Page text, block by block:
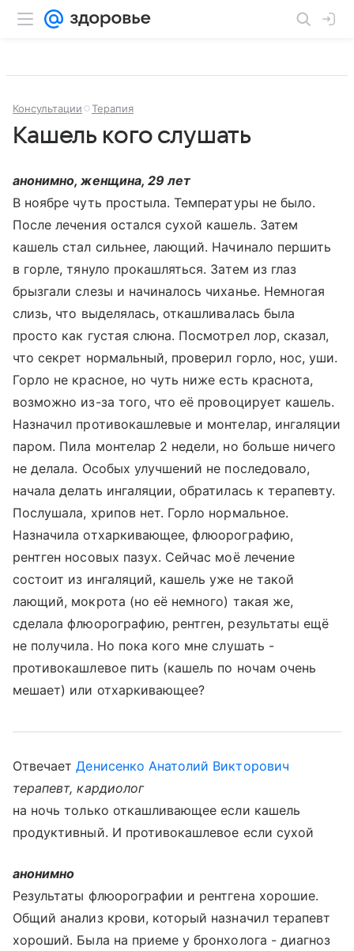
Консультации Терапия
Кашель кого слушать
анонимно, женщина, 29 лет
В ноябре чуть простыла. Температуры не было.
После лечения остался сухой кашель. Затем
кашель стал сильнее, лающий. Начинало першить
в горле, тянуло прокашляться. Затем из глаз
брызгали слезы и начиналось чиханье. Немногая
слизь, что выделялась, откашливалась была
просто как густая слюна. Посмотрел лор, сказал,
что секрет нормальный, проверил горло, нос, уши.
Горло не красное, но чуть ниже есть краснота,
возможно из-за того, что её провоцирует кашель.
Назначил противокашлевые и монтелар, ингаляции
паром. Пила монтелар 2 недели, но больше ничего
не делала. Особых улучшений не последовало,
начала делать ингаляции, обратилась к терапевту.
Послушала, хрипов нет. Горло нормальное.
Назначила отхаркивающее, флюорографию,
рентген носовых пазух. Сейчас моё лечение
состоит из ингаляций, кашель уже не такой
лающий, мокрота (но её немного) такая же,
сделала флюорографию, рентген, результаты ещё
не получила. Но пока кого мне слушать -
противокашлевое пить (кашель по ночам очень
мешает) или отхаркивающее?
ОтвечаетДенисенко Анатолий Викторович
терапевт, кардиолог
на ночь только откашливающее если кашель
продуктивный. И противокашлевое если сухой
анонимно
Результаты флюорографии и рентгена хорошие.
Общий анализ крови, который назначил терапевт
хороший. Была на приеме у бронхолога - диагноз